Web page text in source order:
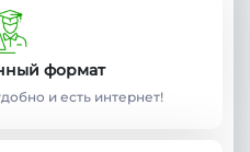
план:
формат
и есть интернет!